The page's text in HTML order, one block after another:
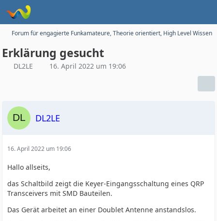
Forum für engagierte Funkamateure, Theorie orientiert, High Level Wissen
Erklärung gesucht
DL2LE 16. April 2022 um 19:06
DL2LE
16. April 2022 um 19:06
Hallo allseits,
das Schaltbild zeigt die Keyer-Eingangsschaltung eines QRP
Transceivers mit SMD Bauteilen.
Das Gerät arbeitet an einer Doublet Antenne anstandslos.